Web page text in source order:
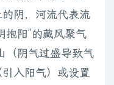
阴，河流代表流
抱阳”的藏风聚气
（阴气过盛导致气
入阳气）或设置